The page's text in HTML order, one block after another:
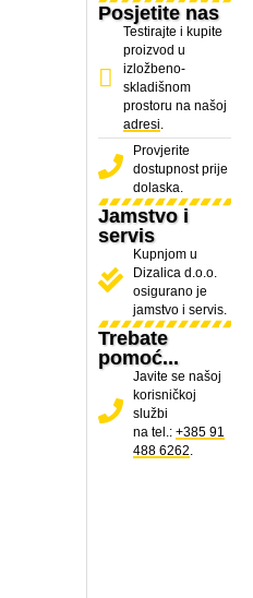
Posjetite nas
Testirajte i kupite
proizvod u
izložbeno-
skladišnom
prostoru na našoj
adresi
Provjerite
dostupnost prije
dolaska.
Jamstvo i
servis
Kupnjom u
Dizalica d.o.o.
osigurano je
jamstvo i servis.
Trebate
pomoć...
Javite se našoj
korisničkoj
službi
na tel.: +385 91
488 6262